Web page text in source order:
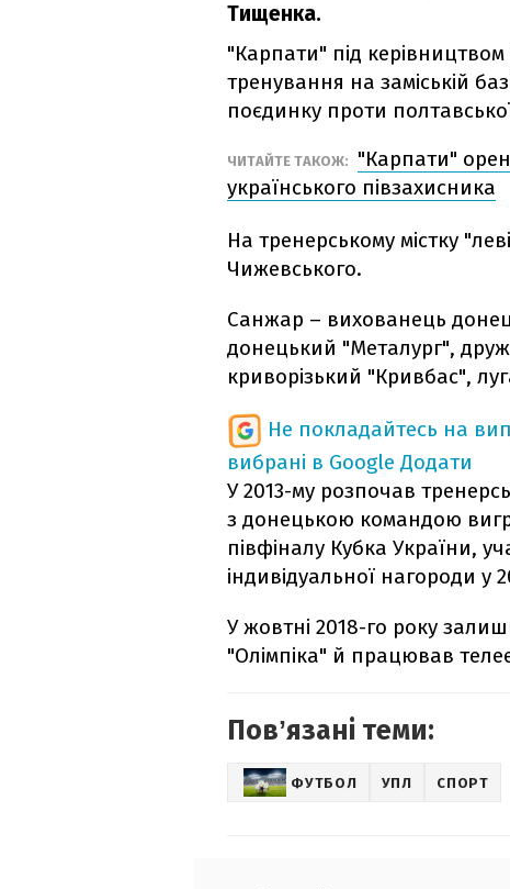
Тищенка.
"Карпати" під
тренування на заміській
поєдинку проти
ЧИТАЙТЕ ТАКОЖ:
"Карпати"
українського півзахисника
На тренерському містку
Чижевського.
Санжар – вихованець
донецький "Металург",
криворізький "Кривбас",
Не покладайтесь на
вибрані в Google Додати
У 2013-му розпочав
з донецькою командою
півфіналу Кубка України,
індивідуальної нагороди
У жовтні 2018-го року
"Олімпіка" й працював
Повʼязані теми:
ФУТБОЛ УПЛ СПОРТ